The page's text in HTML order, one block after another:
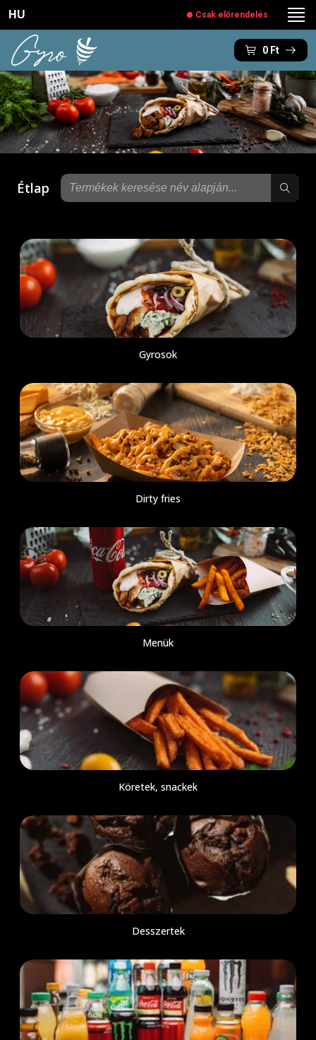
HU Csak előrendelés
0 Ft
Étlap
Gyrosok
Dirty fries
Menük
Köretek, snackek
Desszertek